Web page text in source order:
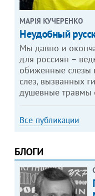
МАРІЯ КУЧЕРЕНКО
​Неудобный
Мы давно и
для россиян –
обиженные слезы
слез, вызванных
душевные травмы
Все публикации
БЛОГИ